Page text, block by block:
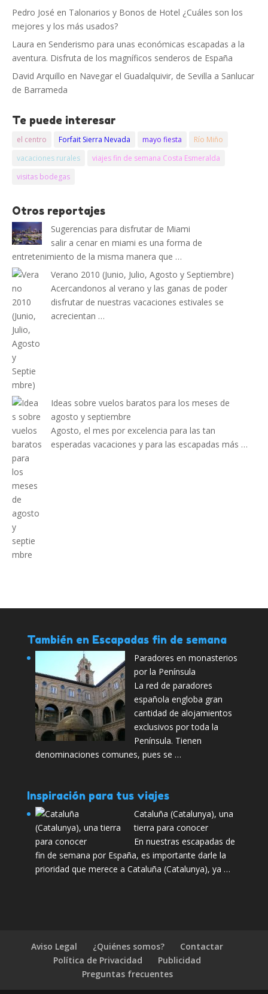
Pedro José en Talonarios y Bonos de Hotel ¿Cuáles son los
mejores y los más usados?
Laura en Senderismo para unas económicas escapadas a la
aventura. Disfruta de los magníficos senderos de España
David Arquillo en Navegar el Guadalquivir, de Sevilla a Sanlucar
de Barrameda
Te puede interesar
el centro Forfait Sierra Nevada mayo fiesta
Río Miño
vacaciones rurales
viajes fin de semana Costa Esmeralda
visitas bodegas
Otros reportajes
Sugerencias para disfrutar de Miami
salir a cenar en miami es una forma de
entretenimiento de la misma manera que …
Verano 2010 (Junio, Julio, Agosto y Septiembre)
Acercandonos al verano y las ganas de poder
disfrutar de nuestras vacaciones estivales se
acrecientan …
Ideas sobre vuelos baratos para los meses de
agosto y septiembre
Agosto, el mes por excelencia para las tan
esperadas vacaciones y para las escapadas más …
También en Escapadas fin de semana
Paradores en monasterios
por la Península
La red de paradores
española engloba gran
cantidad de alojamientos
exclusivos por toda la
Península. Tienen
denominaciones comunes, pues se …
Inspiración para tus viajes
Cataluña (Catalunya), una
tierra para conocer
En nuestras escapadas de
fin de semana por España, es importante darle la
prioridad que merece a Cataluña (Catalunya), ya …
Aviso Legal ¿Quiénes somos?
Contactar
Política de Privacidad
Publicidad
Preguntas frecuentes